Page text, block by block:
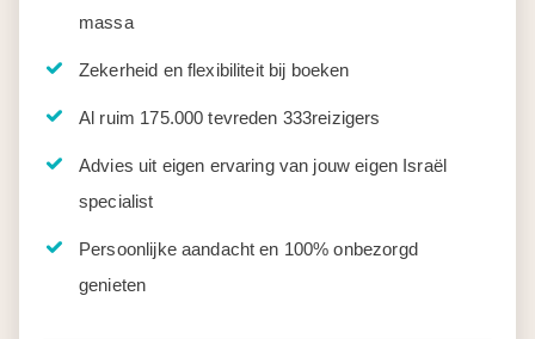
massa
Zekerheid en flexibiliteit bij boeken
Al ruim 175.000 tevreden 333reizigers
Advies uit eigen ervaring van jouw eigen Israël
specialist
Persoonlijke aandacht en 100% onbezorgd
genieten